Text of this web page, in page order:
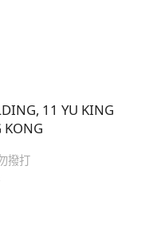
11 YU KING
KONG
撥打